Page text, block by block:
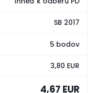
SB 2017
5 bodov
3,80 EUR
4,67 EUR